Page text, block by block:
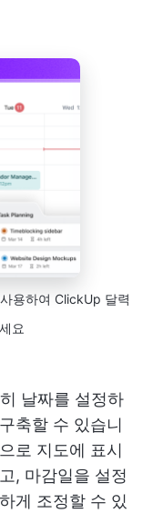
용하여 ClickUp 달력
요
날짜를 설정하
축할 수 있습니
로 지도에 표시
, 마감일을 설정
게 조정할 수 있